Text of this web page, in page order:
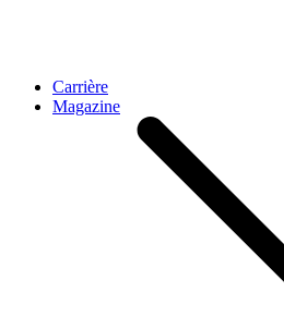
Carrière
Magazine